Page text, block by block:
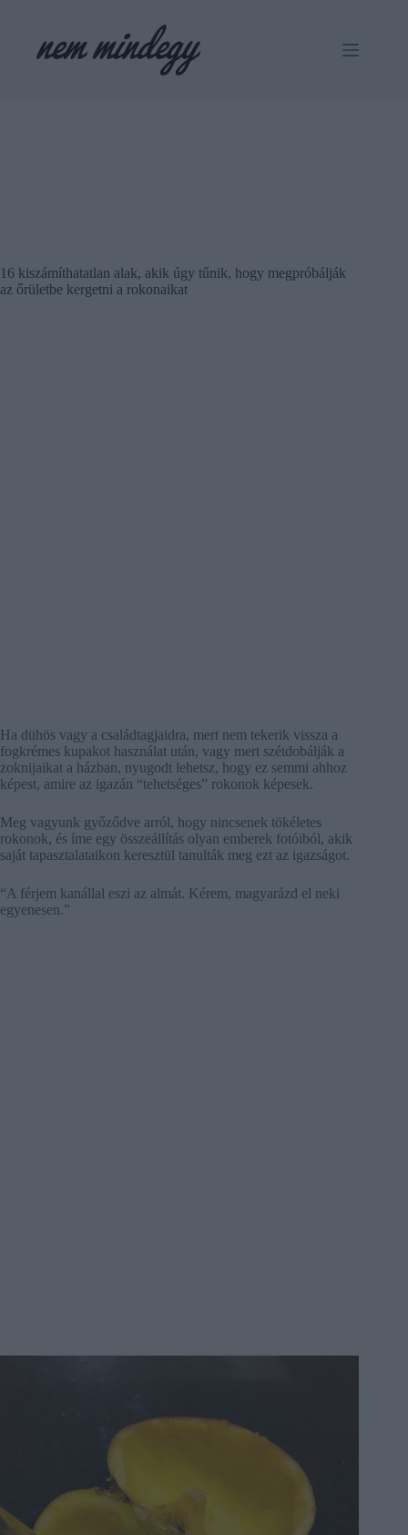
16 kiszámíthatatlan alak, akik úgy tűnik, hogy megpróbálják
az őrületbe kergetni a rokonaikat
Ha dühös vagy a családtagjaidra, mert nem tekerik vissza a
fogkrémes kupakot használat után, vagy mert szétdobálják a
zoknijaikat a házban, nyugodt lehetsz, hogy ez semmi ahhoz
képest, amire az igazán “tehetséges” rokonok képesek.
Meg vagyunk győződve arról, hogy nincsenek tökéletes
rokonok, és íme egy összeállítás olyan emberek fotóiból, akik
saját tapasztalataikon keresztül tanulták meg ezt az igazságot.
“A férjem kanállal eszi az almát. Kérem, magyarázd el neki
egyenesen.”